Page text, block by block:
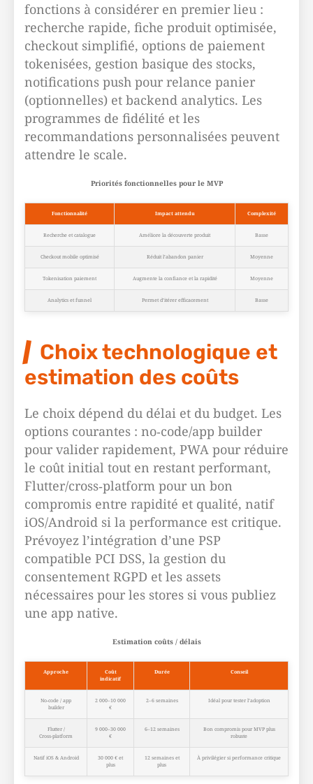
fonctions à considérer en premier lieu :
recherche rapide, fiche produit optimisée,
checkout simplifié, options de paiement
tokenisées, gestion basique des stocks,
notifications push pour relance panier
(optionnelles) et backend analytics. Les
programmes de fidélité et les
recommandations personnalisées peuvent
attendre le scale.
Priorités fonctionnelles pour le MVP
Fonctionnalité Impact attendu Complexité
Recherche et catalogue Améliore la découverte produit Basse
Checkout mobile optimisé Réduit l’abandon panier Moyenne
Tokenisation paiement Augmente la confiance et la rapidité Moyenne
Analytics et funnel Permet d’itérer efficacement Basse
Choix technologique et
estimation des coûts
Le choix dépend du délai et du budget. Les
options courantes : no‑code/app builder
pour valider rapidement, PWA pour réduire
le coût initial tout en restant performant,
Flutter/cross‑platform pour un bon
compromis entre rapidité et qualité, natif
iOS/Android si la performance est critique.
Prévoyez l’intégration d’une PSP
compatible PCI DSS, la gestion du
consentement RGPD et les assets
nécessaires pour les stores si vous publiez
une app native.
Estimation coûts / délais
Approche
Coût
indicatif
Durée Conseil
No‑code / app
builder
2 000–10 000
€
2–6 semaines Idéal pour tester l’adoption
Flutter /
Cross‑platform
9 000–30 000
€
6–12 semaines
Bon compromis pour MVP plus
robuste
Natif iOS & Android
30 000 € et
plus
12 semaines et
plus
À privilégier si performance critique